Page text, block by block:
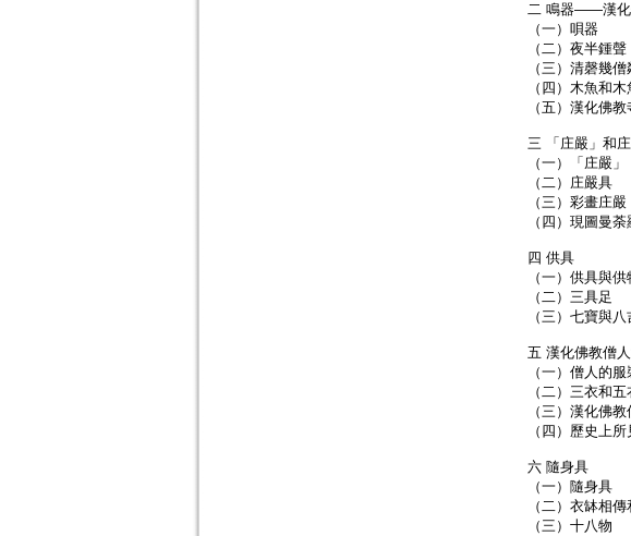
二 鳴器——漢化
（一）唄器
（二）夜半鍾聲
（三）清磬幾僧
（四）木魚和
（五）漢化佛
三 「庄嚴」和
（一）「庄嚴」
（二）庄嚴具
（三）彩畫庄嚴
（四）現圖曼荼
四 供具
（一）供具與供
（二）三具足
（三）七寶與八
五 漢化佛教僧
（一）僧人的服
（二）三衣和五
（三）漢化佛
（四）歷史上
六 隨身具
（一）隨身具
（二）衣缽相
（三）十八物